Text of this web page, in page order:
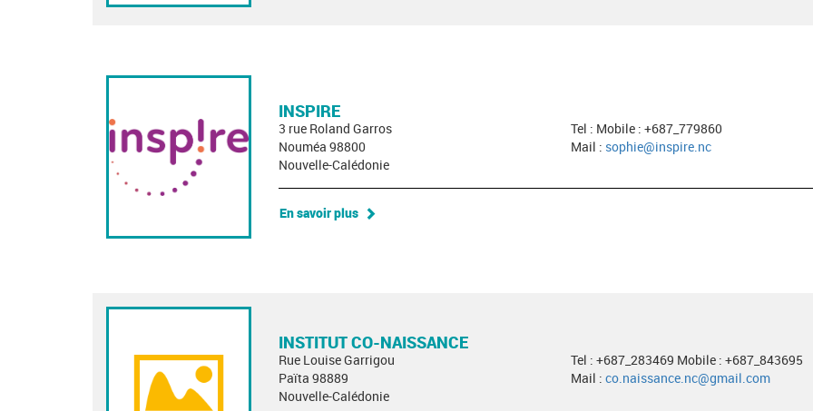
INSPIRE
3 rue Roland Garros
Nouméa 98800
Nouvelle-Calédonie
Tel : Mobile : +687_779860
Mail : sophie@inspire.nc
En savoir plus
INSTITUT CO-NAISSANCE
Rue Louise Garrigou
Païta 98889
Nouvelle-Calédonie
Tel : +687_283469 Mobile : +687_843695
Mail : co.naissance.nc@gmail.com